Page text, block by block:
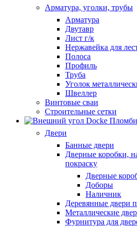
Арматура, уголки, трубы
Арматура
Двутавр
Лист г/к
Нержавейка для
Полоса
Профиль
Труба
Уголок
Швеллер
Винтовые сваи
Строительные сетки
Двери
Банные двери
Дверные коробки,
покраску
Дверные
Доборы
Наличник
Деревянные двери
Металлические
Фурнитура для